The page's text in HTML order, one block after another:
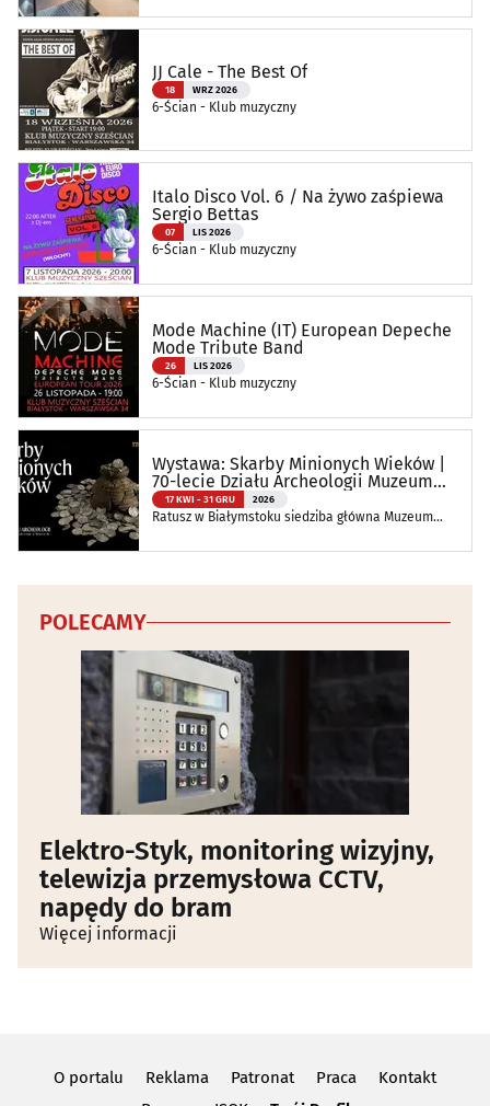
JJ Cale - The Best Of
18 WRZ 2026
6-Ścian - Klub muzyczny
Italo Disco Vol. 6 / Na żywo zaśpiewa
Sergio Bettas
07 LIS 2026
6-Ścian - Klub muzyczny
Mode Machine (IT) European Depeche
Mode Tribute Band
26 LIS 2026
6-Ścian - Klub muzyczny
Wystawa: Skarby Minionych Wieków |
70-lecie Działu Archeologii Muzeum
Podlaskiego
17 KWI - 31 GRU 2026
Ratusz w Białymstoku siedziba główna Muzeum
POLECAMY
Elektro-Styk, monitoring wizyjny,
telewizja przemysłowa CCTV,
napędy do bram
Więcej informacji
O portalu Reklama Patronat Praca
Kontakt